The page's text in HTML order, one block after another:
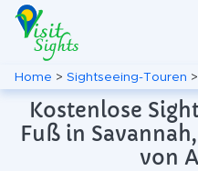
Home > Sightseeing-Touren >
Kostenlose
Fuß in
von